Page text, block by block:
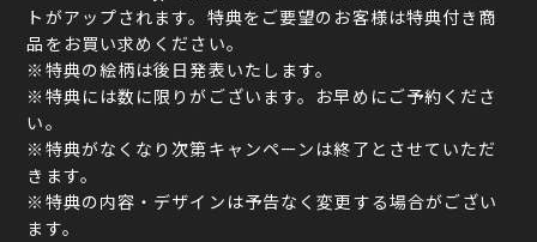
トがアップされます。特典をご要望のお客様は特典付き商
品をお買い求めください。
※特典の絵柄は後日発表いたします。
※特典には数に限りがございます。お早めにご予約くださ
い。
※特典がなくなり次第キャンペーンは終了とさせていただ
きます。
※特典の内容・デザインは予告なく変更する場合がござい
ます。